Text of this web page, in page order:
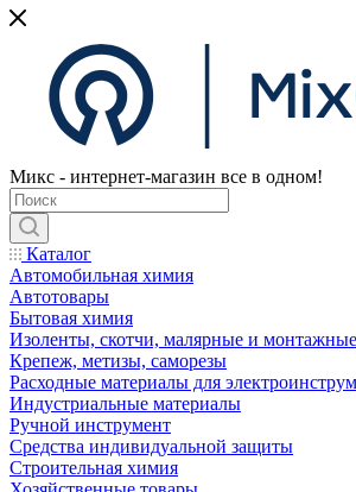
Микс - интернет-магазин все в одном!
Каталог
Автомобильная химия
Автотовары
Бытовая химия
Изоленты, скотчи, малярные и
Крепеж, метизы, саморезы
Расходные материалы для
Индустриальные материалы
Ручной инструмент
Средства индивидуальной защиты
Строительная химия